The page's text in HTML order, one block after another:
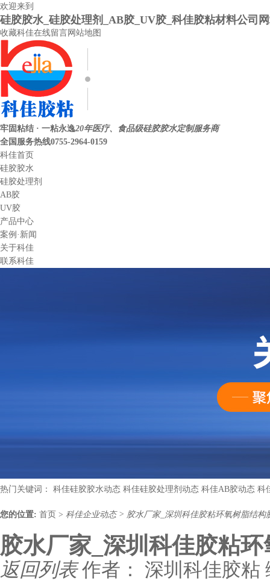
欢迎来到
硅胶胶水_硅胶处理剂_AB胶_UV胶_科佳胶粘材料公司
收藏科佳在线留言网站地图
牢固粘结 · 一粘永逸20年医疗、食品级硅胶胶水定制服务商
全国服务热线0755-2964-0159
科佳首页
硅胶胶水
硅胶处理剂
AB胶
UV胶
产品中心
案例·新闻
关于科佳
联系科佳
热门关键词： 科佳硅胶胶水动态 科佳硅胶处理剂动态 科佳AB胶动态 科
您的位置: 首页 > 科佳企业动态 > 胶水厂家_深圳科佳胶粘环氧树脂结构
胶水厂家_深圳科佳胶粘
返回列表作者： 深圳科佳胶粘